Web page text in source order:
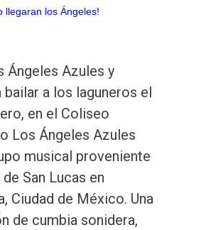
Ángeles Azules y
bailar a los laguneros el
en el Coliseo
Los Ángeles Azules
musical proveniente
San Lucas en
Ciudad de México. Una
de cumbia sonidera,